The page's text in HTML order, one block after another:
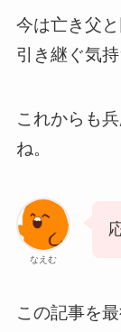
今は亡き父
引き継ぐ気
これからも
ね。
なえむ
この記事を